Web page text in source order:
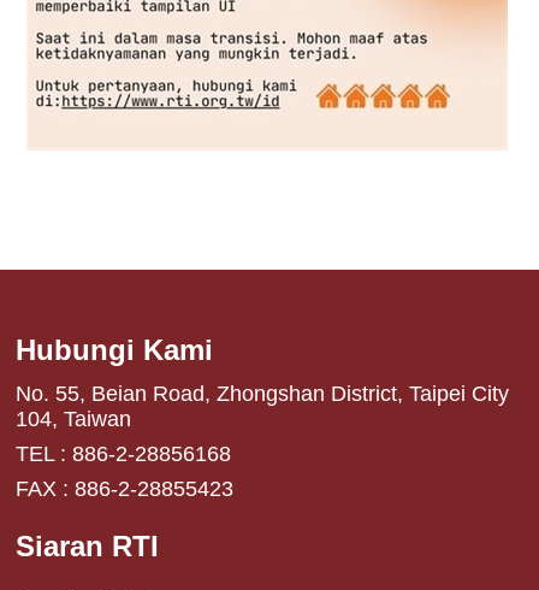
Hubungi Kami
No. 55, Beian Road, Zhongshan District, Taipei City
104, Taiwan
TEL : 886-2-28856168
FAX : 886-2-28855423
Siaran RTI